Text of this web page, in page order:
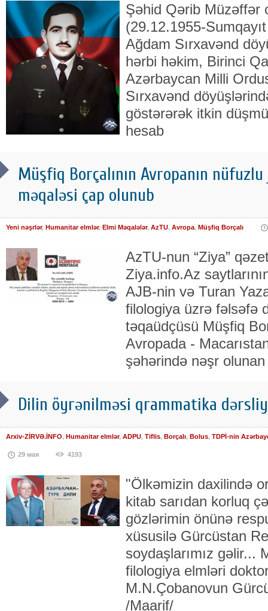
Şəhid Qərib Müzəffər
(29.12.1955-
Ağdam Sırxavənd
hərbi həkim, Birinci
Azərbaycan Milli
Sırxavənd
göstərərək itkin
hesab
Müşfiq Borçalının Avropanın
məqaləsi çap olunub
Yeni nəşrlər, Humanitar elmlər, Elmi Məqalələr, AzTU, Avropa, Müşfiq Borçalı
AzTU-nun “Ziya”
Ziya.info.Az
AJB-nin və Turan
filologiya üzrə fəlsəfə
təqaüdçüsü Müşfiq
Avropada -
şəhərində nəşr
Dilin öyrənilməsi qrammatika
Arxiv-ZİRVƏ.İNFO, Humanitar elmlər, ADPU, Tiflis, Borçalı, Bolus, TDPİ-nin
29 мая 4193
"Ölkəmizin daxilində
kitab sarıdan korluq
gözlərimin önünə
xüsusilə Gürcüstan
soydaşlarımız gəlir...
filologiya elmləri
M.N.Çobanovun
/Maarif/